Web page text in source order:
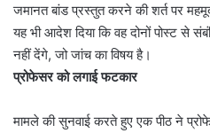
जमानत बांड प्रस्तुत करने की शर्त पर
यह भी आदेश दिया कि वह दोनों पोस्ट से
नहीं देंगे, जो जांच का विषय है।
प्रोफेसर को लगाई फटकार
मामले की सुनवाई करते हुए एक पीठ ने